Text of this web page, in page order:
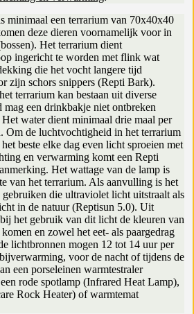
minimaal een terrarium van 70x40x40
deze dieren voornamelijk voor in
Het terrarium dient
ingericht te worden met flink wat
die het vocht langere tijd
zijn schors snippers (Repti Bark).
terrarium kan bestaan uit diverse
mag een drinkbakje niet ontbreken
water dient minimaal drie maal per
Om de luchtvochtigheid in het terrarium
beste elke dag even licht sproeien met
en verwarming komt een Repti
Het wattage van de lamp is
van het terrarium. Als aanvulling is het
gebruiken die ultraviolet licht uitstraalt als
in de natuur (Reptisun 5.0). Uit
het gebruik van dit licht de kleuren van
en zowel het eet- als paargedrag
lichtbronnen mogen 12 tot 14 uur per
voor de nacht of tijdens de
een porseleinen warmtestraler
rode spotlamp (Infrared Heat Lamp),
Rock Heater) of warmtemat